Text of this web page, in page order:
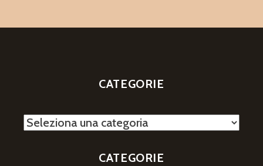
CATEGORIE
Categorie
CATEGORIE